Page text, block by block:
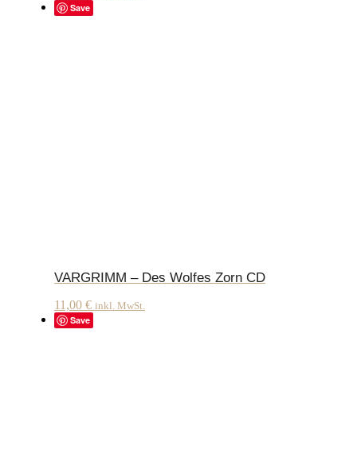
Save
VARGRIMM – Des Wolfes Zorn CD
11,00 € inkl. MwSt.
Save